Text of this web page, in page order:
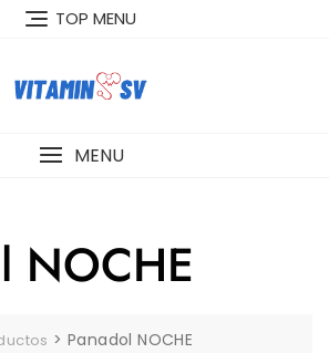
TOP MENU
MENU
NOCHE
>Panadol NOCHE